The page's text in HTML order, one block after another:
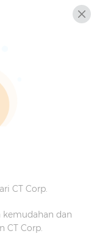
CT Corp.
dan
CT Corp.